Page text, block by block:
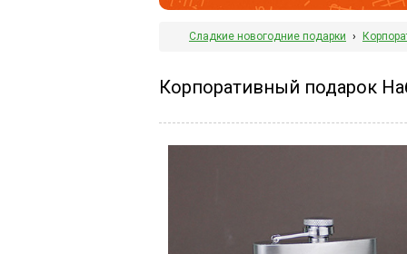
Сладкие новогодние подарки ›
Корпоративный подарок